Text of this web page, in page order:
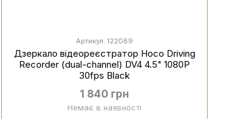
Артикул: 122089
Дзеркало відеореєстратор Hoco Driving
Recorder (dual-channel) DV4 4.5" 1080P
30fps Black
1 840 грн
Немає в наявності